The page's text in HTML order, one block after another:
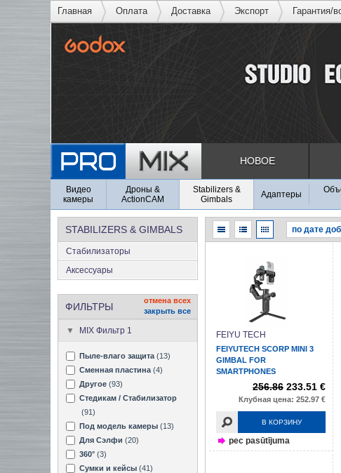
Главная Оплата Доставка Экспорт Гарантия/
НОВОЕ
Видео
камеры
Дроны &
ActionCAM
Stabilizers &
Gimbals
Адаптеры
STABILIZERS & GIMBALS
Стабилизаторы
Аксеcсуары
ФИЛЬТРЫ
отмена всех
закрыть все
MIX Фильтр 1
Пыле-влаго защита (13)
Сменная пластина (4)
Другое (93)
Стедикам / Стабилизатор
(91)
Под модель камеры (13)
Для Сэлфи (20)
360° (3)
Сумки и кейсы (41)
FEIYU TECH
FEIYUTECH SCORP MINI 3
GIMBAL FOR
SMARTPHONES
256.86 233.51 €
Клубная цена: 252.97 €
В КОРЗИНУ
pec pasūtījuma